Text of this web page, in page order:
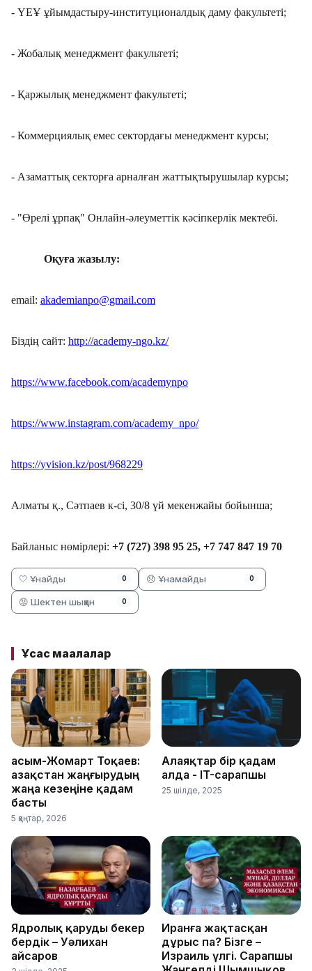
- ҮЕҰ ұйымдастыру-институционалдық даму факультеті;
- Жобалық менеджмент факультеті;
- Қаржылық менеджмент факультеті;
- Коммерциялық емес сектордағы менеджмент курсы;
- Азаматтық секторға арналған жаттықтырушылар курсы;
- "Өрелі ұрпақ" Онлайн-әлеуметтік кәсіпкерлік мектебі.
Оқуға жазылу:
email: akademianpo@gmail.com
Біздің сайт: http://academy-ngo.kz/
https://www.facebook.com/academynpo
https://www.instagram.com/academy_npo/
https://yvision.kz/post/968229
Алматы қ., Сәтпаев к-сі, 30/8 үй мекенжайы бойынша;
Байланыс нөмірлері: +7 (727) 398 95 25, +7 747 847 19 70
🤍 Ұнайды 0 😞 Ұнамайды 0
😡 Шектен шыққан 0
Ұқсас мақалалар
Қасым-Жомарт Тоқаев:
Қазақстан жаңғырудың
жаңа кезеңіне қадам
басты
5 қаңтар, 2026
Алаяқтар бір қадам
алда - IT-сарапшы
25 шілде, 2025
Ядролық қаруды бекер
бердік – Уәлихан
Қайсаров
Иранға жақтасқан
дұрыс па? Бізге –
Израиль үлгі. Сарапшы